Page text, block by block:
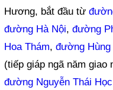
Hương, bắt đầu từ
đường Hà Nội,đường
Hoa Thám,đường
(tiếp giáp ngã năm giao
đường Nguyễn Thái Học